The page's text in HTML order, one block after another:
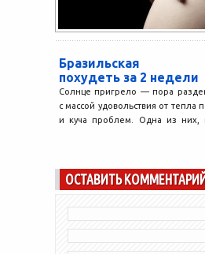
Бразильская
похудеть за 2 недели
Солнце пригрело — пора
с массой удовольствия от тепла
и куча проблем. Одна из них,
ОСТАВИТЬ